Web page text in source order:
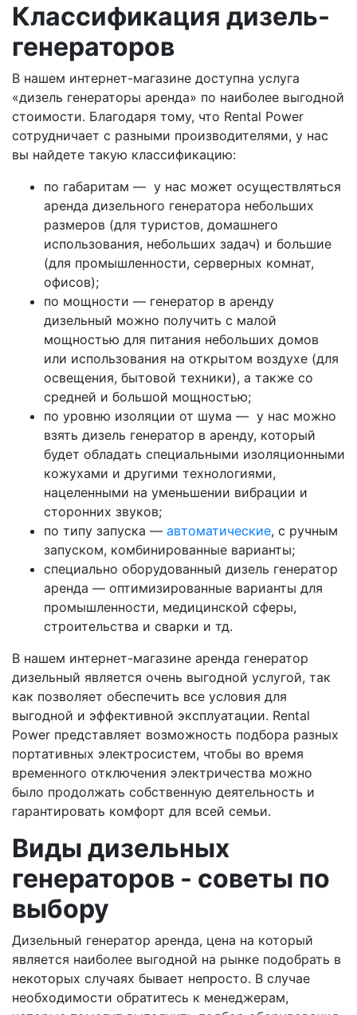
Классификация дизель-
генераторов
В нашем интернет-магазине доступна услуга
«дизель генераторы аренда» по наиболее выгодной
стоимости. Благодаря тому, что Rental Power
сотрудничает с разными производителями, у нас
вы найдете такую классификацию:
по габаритам — у нас может осуществляться
аренда дизельного генератора небольших
размеров (для туристов, домашнего
использования, небольших задач) и большие
(для промышленности, серверных комнат,
офисов);
по мощности — генератор в аренду
дизельный можно получить с малой
мощностью для питания небольших домов
или использования на открытом воздухе (для
освещения, бытовой техники), а также со
средней и большой мощностью;
по уровню изоляции от шума — у нас можно
взять дизель генератор в аренду, который
будет обладать специальными изоляционными
кожухами и другими технологиями,
нацеленными на уменьшении вибрации и
сторонних звуков;
по типу запуска — автоматические, с ручным
запуском, комбинированные варианты;
специально оборудованный дизель генератор
аренда — оптимизированные варианты для
промышленности, медицинской сферы,
строительства и сварки и тд.
В нашем интернет-магазине аренда генератор
дизельный является очень выгодной услугой, так
как позволяет обеспечить все условия для
выгодной и эффективной эксплуатации. Rental
Power представляет возможность подбора разных
портативных электросистем, чтобы во время
временного отключения электричества можно
было продолжать собственную деятельность и
гарантировать комфорт для всей семьи.
Виды дизельных
генераторов - советы по
выбору
Дизельный генератор аренда, цена на который
является наиболее выгодной на рынке подобрать в
некоторых случаях бывает непросто. В случае
необходимости обратитесь к менеджерам,